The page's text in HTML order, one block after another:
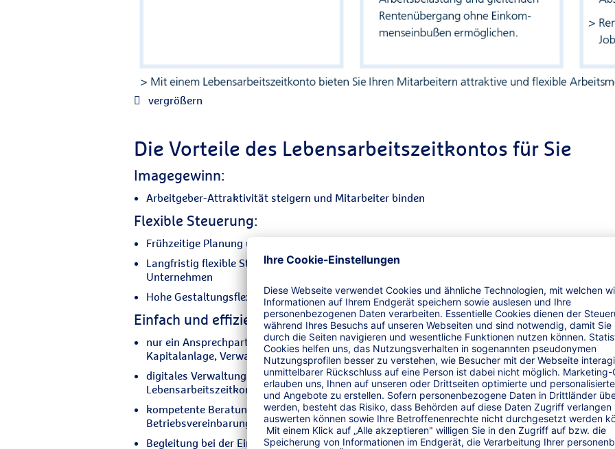
vergrößern
Die Vorteile des Lebensarbeitszeitkontos für Sie
Imagegewinn:
Arbeitgeber-Attraktivität steigern und Mitarbeiter binden
Flexible Steuerung:
Frühzeitige Planung und Finanzierung von Vorruhestandslösungen
Langfristig flexible Steuerung von Arbeitseinsatz und Altersstruktur im
Unternehmen
Hohe Gestaltungsflexibilität bei Ein– und Auszahlungen
Einfach und effizient mit R+V:
nur ein Ansprechpartner - alles aus einer Hand: Beratung, Modellgestaltung,
Kapitalanlage, Verwaltung, Insolvenzschutz
digitales Verwaltungsportal - jederzeit online Einblick in das
Lebensarbeitszeitkonto.
kompetente Beratung und individuelle Lösungen, Vertragsgestaltung,
Betriebsvereinbarung und Umsetzung
Begleitung bei der Einführung in Ihrem Unternehmen durch Beratung der